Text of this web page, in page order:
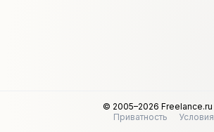
© 2005–2026 Freelance.ru
Приватность
Условия